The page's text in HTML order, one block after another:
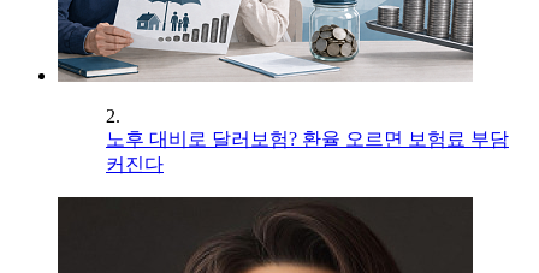
2.
노후 대비로 달러보험? 환율 오르면 보험료 부담
커진다